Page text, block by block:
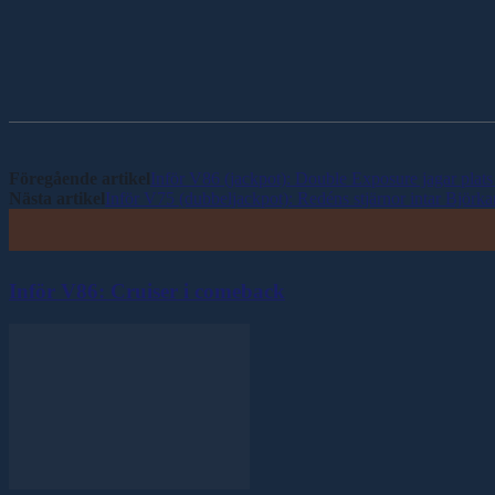
Föregående artikelInför V86 (jackpot): Double Exposure jagar
Nästa artikelInför V75 (dubbeljackpot): Redéns stjärnor intar
Inför V86: Cruiser i comeback